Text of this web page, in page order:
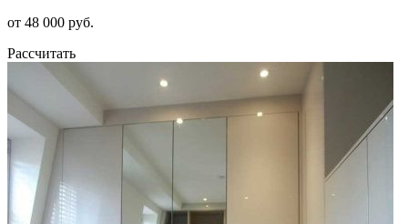
от 48 000 руб.
Рассчитать